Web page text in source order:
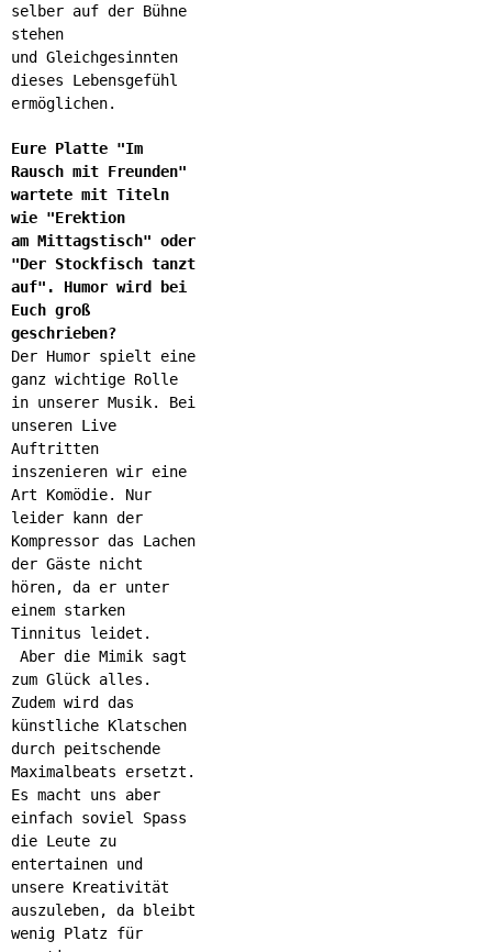
selber auf der Bühne
stehen
und Gleichgesinnten
dieses Lebensgefühl
ermöglichen.
Eure Platte "Im
Rausch mit Freunden"
wartete mit Titeln
wie "Erektion
am Mittagstisch" oder
"Der Stockfisch tanzt
auf". Humor wird bei
Euch groß
geschrieben?
Der Humor spielt eine
ganz wichtige Rolle
in unserer Musik. Bei
unseren Live
Auftritten
inszenieren wir eine
Art Komödie. Nur
leider kann der
Kompressor das Lachen
der Gäste nicht
hören, da er unter
einem starken
Tinnitus leidet.
Aber die Mimik sagt
zum Glück alles.
Zudem wird das
künstliche Klatschen
durch peitschende
Maximalbeats ersetzt.
Es macht uns aber
einfach soviel Spass
die Leute zu
entertainen und
unsere Kreativität
auszuleben, da bleibt
wenig Platz für